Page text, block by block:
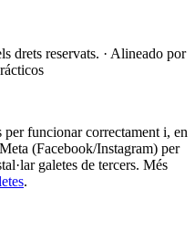
drets reservats. · Alineado por
funcionar correctament i, en
(Facebook/Instagram) per
galetes de tercers. Més
.